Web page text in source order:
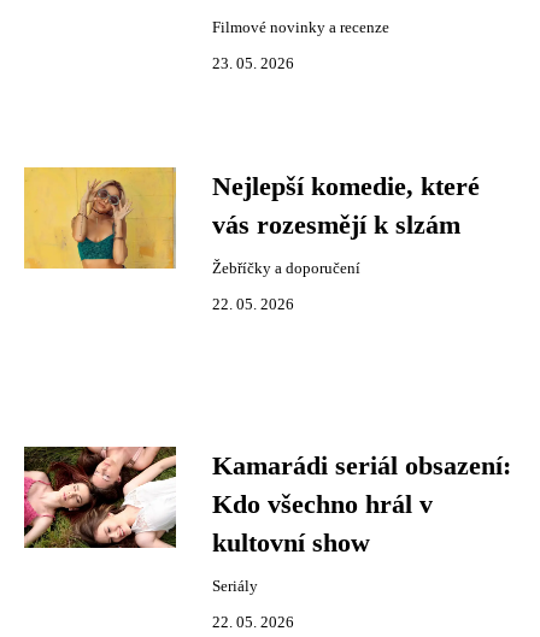
Filmové novinky a recenze
23. 05. 2026
Nejlepší komedie, které
vás rozesmějí k slzám
Žebříčky a doporučení
22. 05. 2026
Kamarádi seriál obsazení:
Kdo všechno hrál v
kultovní show
Seriály
22. 05. 2026